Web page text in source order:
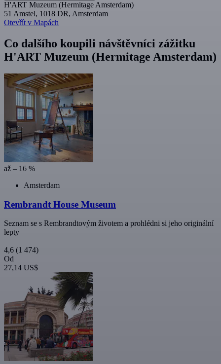
H'ART Muzeum (Hermitage Amsterdam)
51 Amstel, 1018 DR, Amsterdam
Otevřít v Mapách
Co dalšího koupili návštěvníci zážitku
H'ART Muzeum (Hermitage Amsterdam)
až – 16 %
Amsterdam
Rembrandt House Museum
Seznam se s Rembrandtovým životem a prohlédni si jeho originální
lepty
4,6 (1 474)
Od
27,14 US$